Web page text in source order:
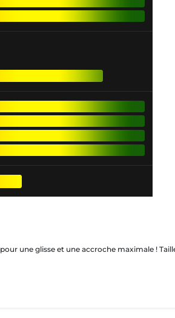
une glisse et une accroche maximale !